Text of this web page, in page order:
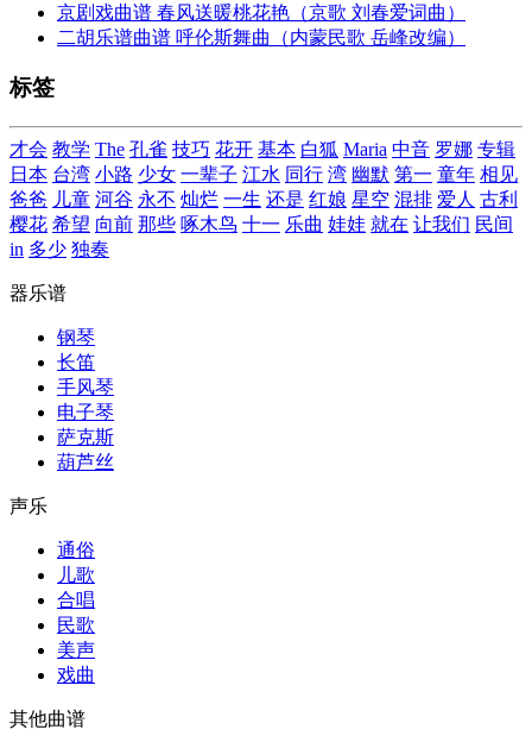
京剧戏曲谱 春风送暖桃花艳（京歌 刘春爱词曲）
二胡乐谱曲谱 呼伦斯舞曲（内蒙民歌 岳峰改编）
标签
才会 教学 The 孔雀 技巧 花开 基本 白狐 Maria 中音 罗娜 专辑
日本 台湾 小路 少女 一辈子 江水 同行 湾 幽默 第一 童年 相见
爸爸 儿童 河谷 永不 灿烂 一生 还是 红娘 星空 混排 爱人 古利
樱花 希望 向前 那些 啄木鸟 十一 乐曲 娃娃 就在 让我们 民间
in 多少 独奏
器乐谱
钢琴
长笛
手风琴
电子琴
萨克斯
葫芦丝
声乐
通俗
儿歌
合唱
民歌
美声
戏曲
其他曲谱